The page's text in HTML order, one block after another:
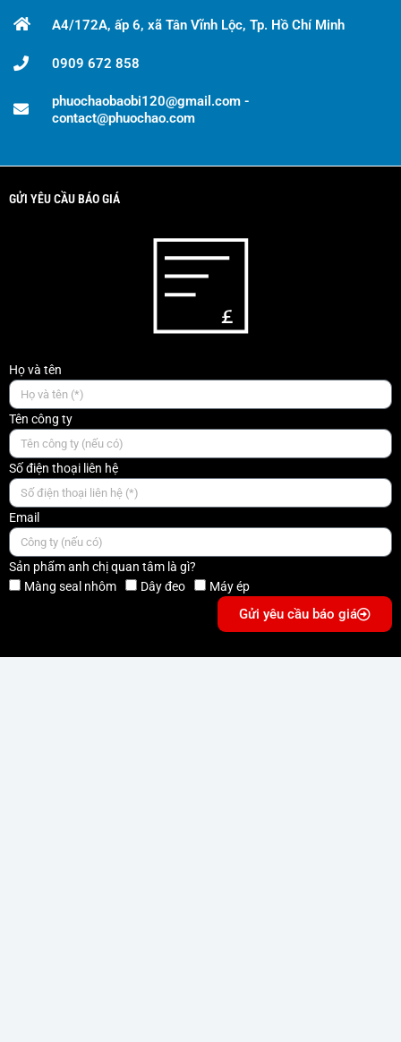
A4/172A, ấp 6, xã Tân Vĩnh Lộc, Tp. Hồ Chí Minh
0909 672 858
phuochaobaobi120@gmail.com -
contact@phuochao.com
GỬI YÊU CẦU BÁO GIÁ
Họ và tên
Tên công ty
Số điện thoại liên hệ
Email
Sản phẩm anh chị quan tâm là gì?
Màng seal nhôm
Dây đeo Máy ép
Gửi yêu cầu báo giá